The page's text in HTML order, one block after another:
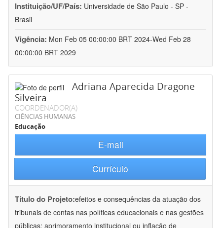
Instituição/UF/País: Universidade de São Paulo - SP -
Brasil
Vigência: Mon Feb 05 00:00:00 BRT 2024-Wed Feb 28
00:00:00 BRT 2029
Adriana Aparecida Dragone
Silveira
COORDENADOR(A)
CIÊNCIAS HUMANAS
Educação
E-mail
Currículo
Título do Projeto:efeitos e consequências da atuação dos
tribunais de contas nas políticas educacionais e nas gestões
públicas: aprimoramento institucional ou inflação de